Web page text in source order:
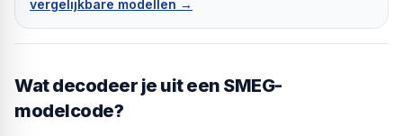
vergelijkbare modellen →
Wat decodeer je uit een SMEG-
modelcode?